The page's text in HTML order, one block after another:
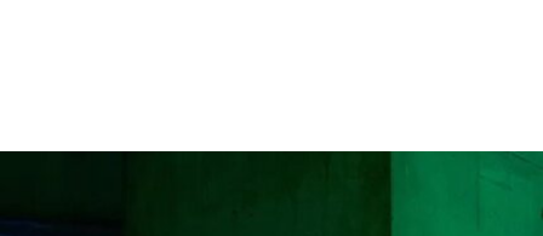
正博物馆所呈现的不准确信息”。7月4日，特朗普
尼学会及其管理层“未能完成阐释美国历史遗产这一